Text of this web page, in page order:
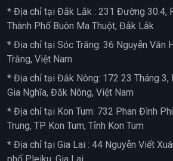
* Địa chỉ tại Đắk Lắk : 231 Đường 30.4,
Thành Phố Buôn Ma Thuột, Đắk Lắk
* Địa chỉ tại Sóc Trăng: 36 Nguyễn Văn
Trăng, Việt Nam
* Địa chỉ tại Đắk Nông: 172 23 Tháng 3,
Gia Nghĩa, Đăk Nông, Việt Nam
* Địa chỉ tại Kon Tum: 732 Phan Đình
Trung, TP Kon Tum, Tỉnh Kon Tum
* Địa chỉ tại Gia Lai : 44 Nguyễn Viết